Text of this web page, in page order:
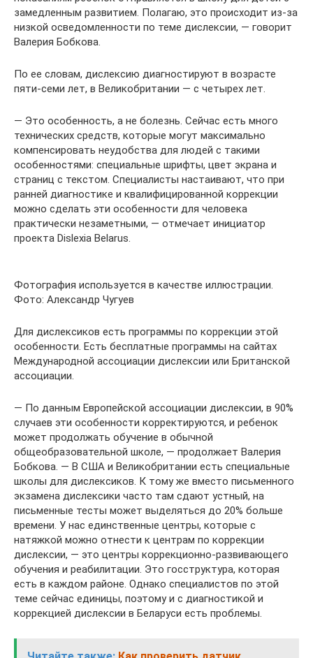
замедленным развитием. Полагаю, это происходит из-за
низкой осведомленности по теме дислексии, — говорит
Валерия Бобкова.
По ее словам, дислексию диагностируют в возрасте
пяти-семи лет, в Великобритании — с четырех лет.
— Это особенность, а не болезнь. Сейчас есть много
технических средств, которые могут максимально
компенсировать неудобства для людей с такими
особенностями: специальные шрифты, цвет экрана и
страниц с текстом. Специалисты настаивают, что при
ранней диагностике и квалифицированной коррекции
можно сделать эти особенности для человека
практически незаметными, — отмечает инициатор
проекта Dislexia Belarus.
Фотография используется в качестве иллюстрации.
Фото: Александр Чугуев
Для дислексиков есть программы по коррекции этой
особенности. Есть бесплатные программы на сайтах
Международной ассоциации дислексии или Британской
ассоциации.
— По данным Европейской ассоциации дислексии, в 90%
случаев эти особенности корректируются, и ребенок
может продолжать обучение в обычной
общеобразовательной школе, — продолжает Валерия
Бобкова. — В США и Великобритании есть специальные
школы для дислексиков. К тому же вместо письменного
экзамена дислексики часто там сдают устный, на
письменные тесты может выделяться до 20% больше
времени. У нас единственные центры, которые с
натяжкой можно отнести к центрам по коррекции
дислексии, — это центры коррекционно-развивающего
обучения и реабилитации. Это госструктура, которая
есть в каждом районе. Однако специалистов по этой
теме сейчас единицы, поэтому и с диагностикой и
коррекцией дислексии в Беларуси есть проблемы.